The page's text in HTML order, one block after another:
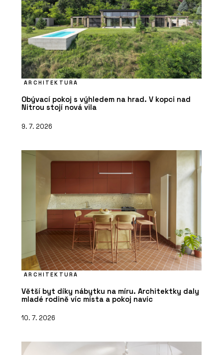
ARCHITEKTURA
Obývací pokoj s výhledem na hrad. V kopci nad
Nitrou stojí nová vila
9. 7. 2026
ARCHITEKTURA
Větší byt díky nábytku na míru. Architektky daly
mladé rodině víc místa a pokoj navíc
10. 7. 2026